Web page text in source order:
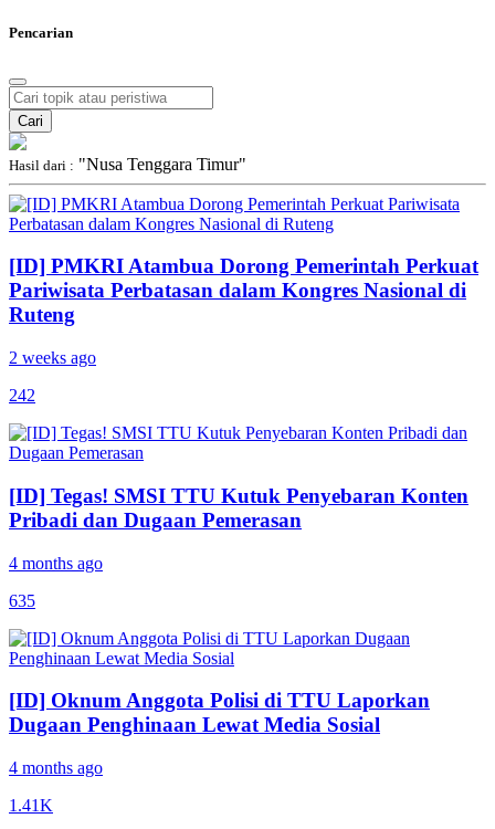
Pencarian
Cari
Hasil dari : "Nusa Tenggara Timur"
[ID] PMKRI Atambua Dorong Pemerintah Perkuat
Pariwisata Perbatasan dalam Kongres Nasional di
Ruteng
2 weeks ago
242
[ID] Tegas! SMSI TTU Kutuk Penyebaran Konten
Pribadi dan Dugaan Pemerasan
4 months ago
635
[ID] Oknum Anggota Polisi di TTU Laporkan
Dugaan Penghinaan Lewat Media Sosial
4 months ago
1.41K